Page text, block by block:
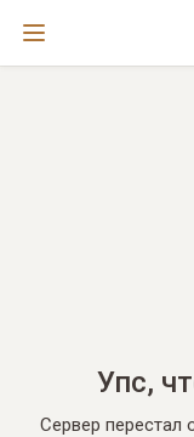
Упс,
Сервер перестал